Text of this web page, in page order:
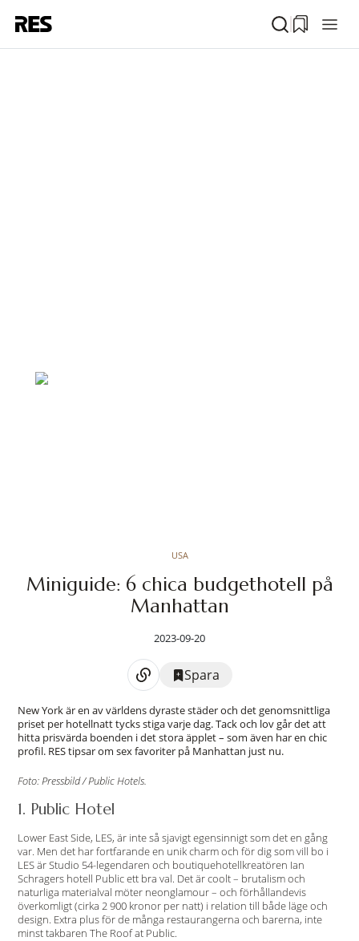
USA
Miniguide: 6 chica budgethotell på
Manhattan
2023-09-20
Spara
New York är en av världens dyraste städer och det genomsnittliga
priset per hotellnatt tycks stiga varje dag. Tack och lov går det att
hitta prisvärda boenden i det stora äpplet – som även har en chic
profil. RES tipsar om sex favoriter på Manhattan just nu.
Foto: Pressbild / Public Hotels.
1. Public Hotel
Lower East Side, LES, är inte så sjavigt egensinnigt som det en gång
var. Men det har fortfarande en unik charm och för dig som vill bo i
LES är Studio 54-legendaren och boutiquehotellkreatören Ian
Schragers hotell Public ett bra val. Det är coolt – brutalism och
naturliga materialval möter neonglamour – och förhållandevis
överkomligt (cirka 2 900 kronor per natt) i relation till både läge och
design. Extra plus för de många restaurangerna och barerna, inte
minst takbaren The Roof at Public.